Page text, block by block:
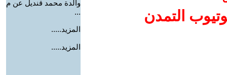
التمدن
والدة محمد قنديل عن م
...
المزيد.....
المزيد.....